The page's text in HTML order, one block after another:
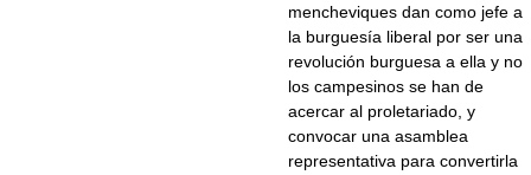
mencheviques dan como jefe a
la burguesía liberal por ser una
revolución burguesa a ella y no
los campesinos se han de
acercar al proletariado, y
convocar una asamblea
representativa para convertirla